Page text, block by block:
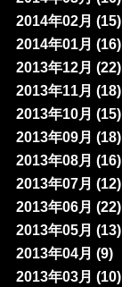
2014年02月 (15)
2014年01月 (16)
2013年12月 (22)
2013年11月 (18)
2013年10月 (15)
2013年09月 (18)
2013年08月 (16)
2013年07月 (12)
2013年06月 (22)
2013年05月 (13)
2013年04月 (9)
2013年03月 (10)